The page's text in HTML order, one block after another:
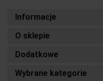
Informacje
O sklepie
Dodatkowe
Wybrane kategorie